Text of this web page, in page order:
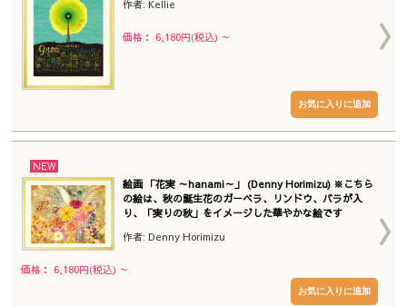
作者: Kellie
価格： 6,180円(税込) ～
NEW
絵画 「花実 ～hanami～」 (Denny Horimizu) ※こちら
の絵は、秋の誕生花のガーベラ、リンドウ、バラが入
り、「実りの秋」をイメージした華やかな絵です
作者: Denny Horimizu
価格： 6,180円(税込) ～